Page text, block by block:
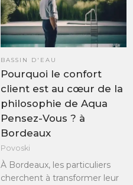
BASSIN D'EAU
Pourquoi le confort
client est au cœur de la
philosophie de Aqua
Pensez-Vous ? à
Bordeaux
Povoski
À Bordeaux, les particuliers
cherchent à transformer leur